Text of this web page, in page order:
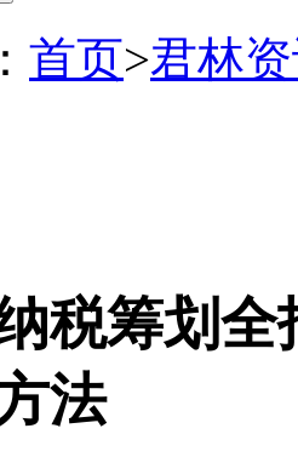
首页>君林
税筹划
法